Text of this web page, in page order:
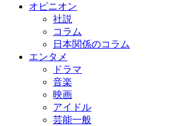
オピニオン
社説
コラム
日本関係のコラム
エンタメ
ドラマ
音楽
映画
アイドル
芸能一般